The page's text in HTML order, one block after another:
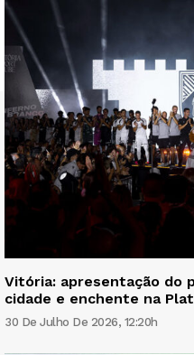
Vitória: apresentação do
cidade e enchente na
30 De Julho De 2026, 12:20h